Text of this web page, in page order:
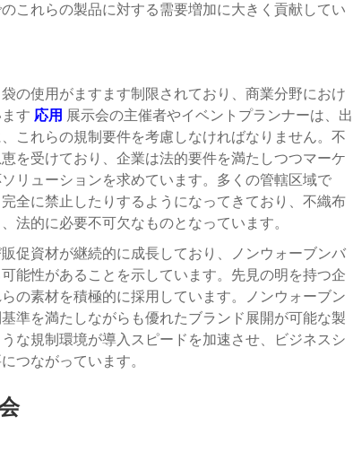
これらの製品に対する需要増加に大きく貢献してい
の使用がますます制限されており、商業分野におけ
す 応用 展示会の主催者やイベントプランナーは、出
これらの規制要件を考慮しなければなりません。不
を受けており、企業は法的要件を満たしつつマーケ
リューションを求めています。多くの管轄区域で
全に禁止したりするようになってきており、不織布
法的に必要不可欠なものとなっています。
促資材が継続的に成長しており、ノンウォーブンバ
能性があることを示しています。先見の明を持つ企
の素材を積極的に採用しています。ノンウォーブン
準を満たしながらも優れたブランド展開が可能な製
な規制環境が導入スピードを加速させ、ビジネスシ
つながっています。